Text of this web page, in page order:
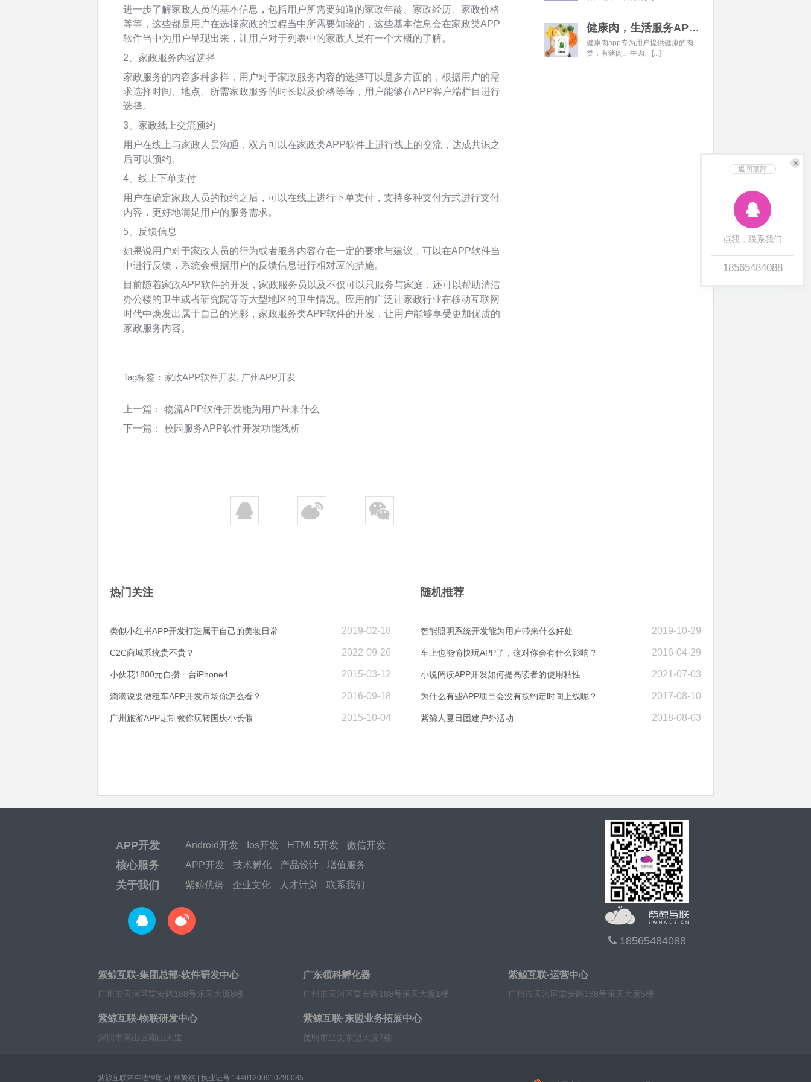
返回顶部
点我，联系我们
18565484088
进一步了解家政人员的基本信息，包括用户所需要知道的家政年龄、家政经历、家政价格
等等，这些都是用户在选择家政的过程当中所需要知晓的，这些基本信息会在家政类APP
软件当中为用户呈现出来，让用户对于列表中的家政人员有一个大概的了解。
2、家政服务内容选择
家政服务的内容多种多样，用户对于家政服务内容的选择可以是多方面的，根据用户的需
求选择时间、地点、所需家政服务的时长以及价格等等，用户能够在APP客户端栏目进行
选择。
3、家政线上交流预约
用户在线上与家政人员沟通，双方可以在家政类APP软件上进行线上的交流，达成共识之
后可以预约。
4、线上下单支付
用户在确定家政人员的预约之后，可以在线上进行下单支付，支持多种支付方式进行支付
内容，更好地满足用户的服务需求。
5、反馈信息
如果说用户对于家政人员的行为或者服务内容存在一定的要求与建议，可以在APP软件当
中进行反馈，系统会根据用户的反馈信息进行相对应的措施。
目前随着家政APP软件的开发，家政服务员以及不仅可以只服务与家庭，还可以帮助清洁
办公楼的卫生或者研究院等等大型地区的卫生情况。应用的广泛让家政行业在移动互联网
时代中焕发出属于自己的光彩，家政服务类APP软件的开发，让用户能够享受更加优质的
家政服务内容。
Tag标签： 家政APP软件开发, 广州APP开发
上一篇： 物流APP软件开发能为用户带来什么
下一篇： 校园服务APP软件开发功能浅析
健康肉，生活服务APP开发经典案例
健康肉app专为用户提供健康的肉
类，有猪肉、牛肉、[...]
热门关注
2019-02-18
类似小红书APP开发打造属于自己的美妆日常
2022-09-26
C2C商城系统贵不贵？
2015-03-12
小伙花1800元自攒一台iPhone4
2016-09-18
滴滴说要做租车APP开发市场你怎么看？
2015-10-04
广州旅游APP定制教你玩转国庆小长假
随机推荐
2019-10-29
智能照明系统开发能为用户带来什么好处
2016-04-29
车上也能愉快玩APP了，这对你会有什么影响？
2021-07-03
小说阅读APP开发如何提高读者的使用粘性
2017-08-10
为什么有些APP项目会没有按约定时间上线呢？
2018-08-03
紫鲸人夏日团建户外活动
APP开发 Android开发 Ios开发 HTML5开发 微信开发
核心服务 APP开发 技术孵化 产品设计 增值服务
关于我们 紫鲸优势 企业文化 人才计划 联系我们
18565484088
紫鲸互联-集团总部-软件研发中心
广州市天河区棠安路188号乐天大厦8楼
广东领科孵化器
广州市天河区棠安路188号乐天大厦1楼
紫鲸互联·运营中心
广州市天河区棠安路188号乐天大厦5楼
紫鲸互联-物联研发中心
深圳市南山区南山大道
紫鲸互联·东盟业务拓展中心
昆明市呈贡东盟大厦2楼
紫鲸互联常年法律顾问: 林繁祺 | 执业证号:14401200910290085